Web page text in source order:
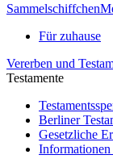
Sammelschiffchen
Für zuhause
Vererben und
Testamente
Berliner
Gesetzliche
Informationen